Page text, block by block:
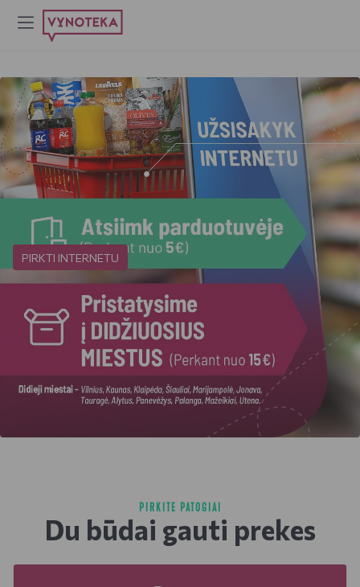
PIRKTI INTERNETU
PIRKITE PATOGIAI
Du būdai gauti prekes